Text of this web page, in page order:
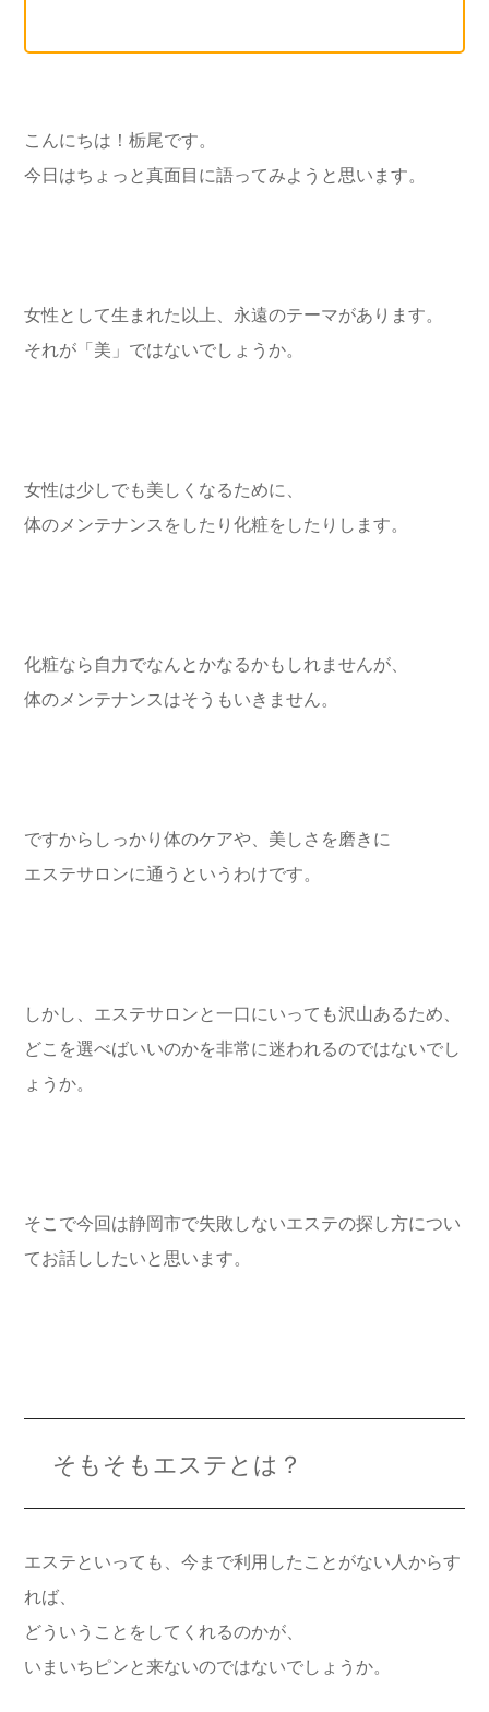
こんにちは！栃尾です。
今日はちょっと真面目に語ってみようと思います。
女性として生まれた以上、永遠のテーマがあります。
それが「美」ではないでしょうか。
女性は少しでも美しくなるために、
体のメンテナンスをしたり化粧をしたりします。
化粧なら自力でなんとかなるかもしれませんが、
体のメンテナンスはそうもいきません。
ですからしっかり体のケアや、美しさを磨きに
エステサロンに通うというわけです。
しかし、エステサロンと一口にいっても沢山あるため、
どこを選べばいいのかを非常に迷われるのではないでし
ょうか。
そこで今回は静岡市で失敗しないエステの探し方につい
てお話ししたいと思います。
そもそもエステとは？
エステといっても、今まで利用したことがない人からす
れば、
どういうことをしてくれるのかが、
いまいちピンと来ないのではないでしょうか。